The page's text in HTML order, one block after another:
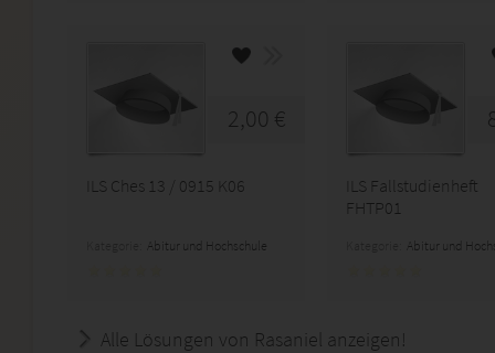
2,00 €
ILS Ches 13 / 0915 K06
Abitur und Hochschule
ILS Fallstudienheft
FHTP01
Abitur und
Alle Lösungen von Rasaniel anzeigen!